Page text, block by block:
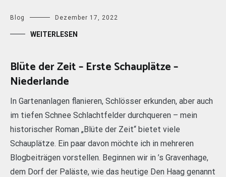
Blog Dezember 17, 2022
WEITERLESEN
Blüte der Zeit – Erste Schauplätze –
Niederlande
In Gartenanlagen flanieren, Schlösser erkunden, aber auch
im tiefen Schnee Schlachtfelder durchqueren – mein
historischer Roman „Blüte der Zeit“ bietet viele
Schauplätze. Ein paar davon möchte ich in mehreren
Blogbeiträgen vorstellen. Beginnen wir in ’s Gravenhage,
dem Dorf der Paläste, wie das heutige Den Haag genannt